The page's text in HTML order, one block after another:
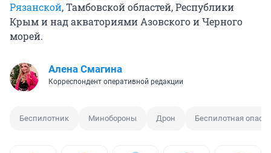
Рязанской, Тамбовской областей, Республики
Крым и над акваториями Азовского и Черного
морей.
Алена Смагина
Корреспондент оперативной редакции
Беспилотник Минобороны Дрон Беспилотная